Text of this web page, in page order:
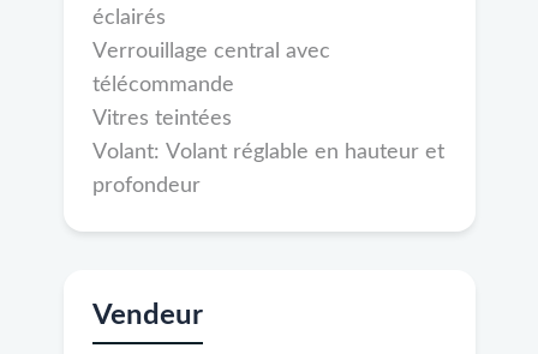
éclairés
Verrouillage central avec
télécommande
Vitres teintées
Volant: Volant réglable en hauteur et
profondeur
Vendeur